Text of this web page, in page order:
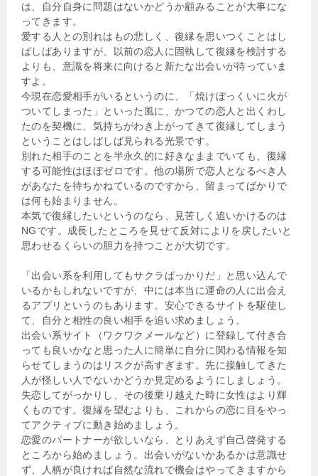
は、自分自身に問題はないかどうか顧みることが大事にな
ってきます。
愛する人との別れはもの悲しく、復縁を思いつくことはし
ばしばありますが、以前の恋人に固執して復縁を検討する
よりも、意識を将来に向けると新たな出会いが待っていま
すよ。
今現在恋愛相手がいるというのに、「焼けぼっくいに火が
ついてしまった」といった風に、かつての恋人と出くわし
たのを契機に、気持ちがわき上がってきて復縁してしまう
ということはしばしば見られる光景です。
別れた相手のことを半永久的に好きなままでいても、復縁
する可能性はほぼゼロです。他の場所で恋人となるべき人
があなたを待ちかねているのですから、留まってばかりで
は何も始まりません。
本気で復縁したいというのなら、見苦しく追いかけるのは
NGです。成長したところを見せて反対によりを戻したいと
思わせるくらいの胆力を持つことが大切です。
「出会い系を利用してもサクラばっかりだ」と思い込んで
いるかもしれないですが、中には本当に運命の人に出会え
るアプリというのもあります。安心できるサイトを駆使し
て、自分と相性の良い相手を追い求めましょう。
出会い系サイト（ワクワクメールなど）に登録して付き合
っても良いかなと思った人に簡単に自分に関わる情報を知
らせてしまうのはリスクが高すぎます。先に接触してきた
人が怪しい人でないかどうか見定めるようにしましょう。
失恋してがっかりし、その後乗り越えた時に女性はより輝
くものです。復縁を望むよりも、これからの恋に目をやっ
てアクティブに動き始めましょう。
恋愛のパートナーが欲しいなら、とりあえず自己啓発する
ところから始めましょう。出会いがないかあるかは意識せ
ず、人柄が良ければ自然な流れで機会はやってきますから